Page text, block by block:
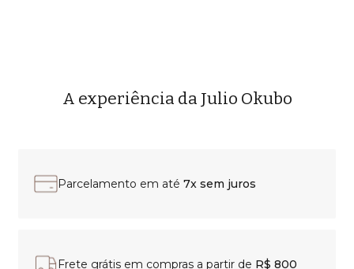
A experiência da Julio Okubo
Parcelamento em até 7x sem juros
Frete grátis em compras a partir de R$ 800